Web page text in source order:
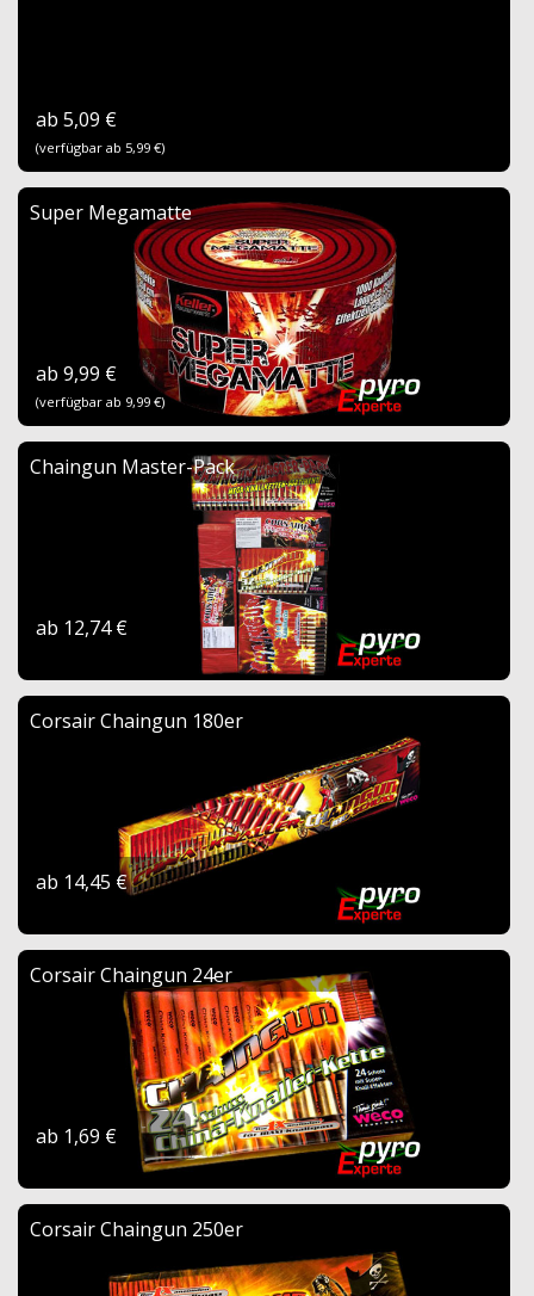
ab 5,09 €
(verfügbar ab 5,99 €)
Super Megamatte
ab 9,99 €
(verfügbar ab 9,99 €)
Chaingun Master-Pack
ab 12,74 €
Corsair Chaingun 180er
ab 14,45 €
Corsair Chaingun 24er
ab 1,69 €
Corsair Chaingun 250er